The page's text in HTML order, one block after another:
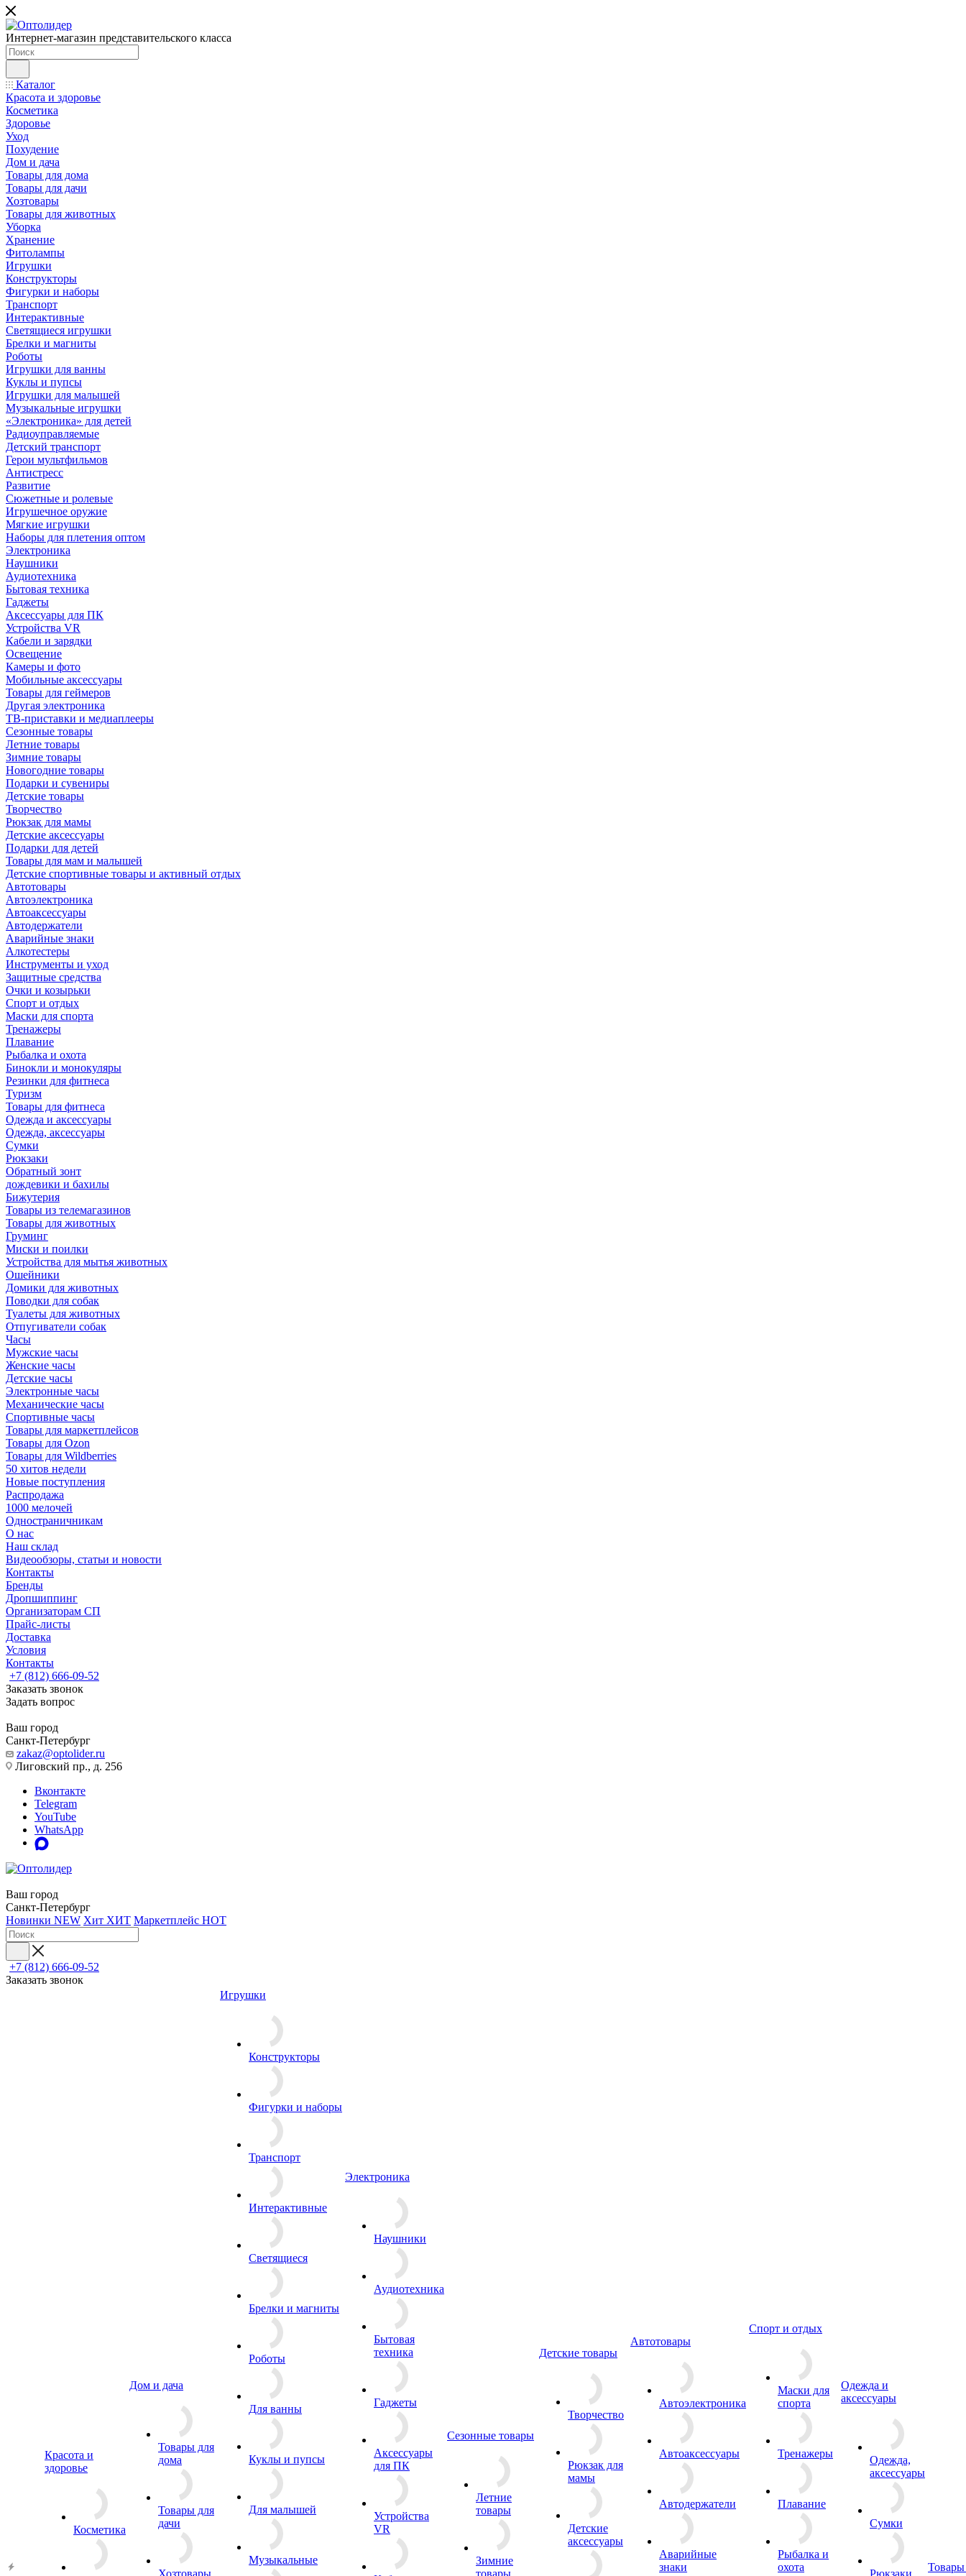
Интернет-магазин представительского класса
Каталог
Красота и здоровье
Косметика
Здоровье
Уход
Похудение
Дом и дача
Товары для дома
Товары для дачи
Хозтовары
Товары для животных
Уборка
Хранение
Фитолампы
Игрушки
Конструкторы
Фигурки и наборы
Транспорт
Интерактивные
Светящиеся игрушки
Брелки и магниты
Роботы
Игрушки для ванны
Куклы и пупсы
Игрушки для малышей
Музыкальные игрушки
«Электроника» для детей
Радиоуправляемые
Детский транспорт
Герои мультфильмов
Антистресс
Развитие
Сюжетные и ролевые
Игрушечное оружие
Мягкие игрушки
Наборы для плетения оптом
Электроника
Наушники
Аудиотехника
Бытовая техника
Гаджеты
Аксессуары для ПК
Устройства VR
Кабели и зарядки
Освещение
Камеры и фото
Мобильные аксессуары
Товары для геймеров
Другая электроника
ТВ-приставки и медиаплееры
Сезонные товары
Летние товары
Зимние товары
Новогодние товары
Подарки и сувениры
Детские товары
Творчество
Рюкзак для мамы
Детские аксессуары
Подарки для детей
Товары для мам и малышей
Детские спортивные товары и активный отдых
Автотовары
Автоэлектроника
Автоаксессуары
Автодержатели
Аварийные знаки
Алкотестеры
Инструменты и уход
Защитные средства
Очки и козырьки
Спорт и отдых
Маски для спорта
Тренажеры
Плавание
Рыбалка и охота
Бинокли и монокуляры
Резинки для фитнеса
Туризм
Товары для фитнеса
Одежда и аксессуары
Одежда, аксессуары
Сумки
Рюкзаки
Обратный зонт
дождевики и бахилы
Бижутерия
Товары из телемагазинов
Товары для животных
Груминг
Миски и поилки
Устройства для мытья животных
Ошейники
Домики для животных
Поводки для собак
Туалеты для животных
Отпугиватели собак
Часы
Мужские часы
Женские часы
Детские часы
Электронные часы
Механические часы
Спортивные часы
Товары для маркетплейсов
Товары для Ozon
Товары для Wildberries
50 хитов недели
Новые поступления
Распродажа
1000 мелочей
Одностраничникам
О нас
Наш склад
Видеообзоры, статьи и новости
Контакты
Бренды
Дропшиппинг
Организаторам СП
Прайс-листы
Доставка
Условия
Контакты
+7 (812) 666-09-52
Заказать звонок
Задать вопрос
Ваш город
Санкт-Петербург
zakaz@optolider.ru
Лиговский пр., д. 256
Вконтакте
Telegram
YouTube
WhatsApp
Ваш город
Санкт-Петербург
Новинки NEW Хит ХИТ Маркетплейс HOT
+7 (812) 666-09-52
Заказать звонок
Красота и
здоровье
Косметика
Дом и дача
Товары для
дома
Товары для
дачи
Хозтовары
Игрушки
Конструкторы
Фигурки и наборы
Транспорт
Интерактивные
Светящиеся
Брелки и магниты
Роботы
Для ванны
Куклы и пупсы
Для малышей
Музыкальные
Электроника
Наушники
Аудиотехника
Бытовая
техника
Гаджеты
Аксессуары
для ПК
Устройства
VR
Сезонные товары
Летние
товары
Зимние
товары
Детские товары
Творчество
Рюкзак для
мамы
Детские
аксессуары
Автотовары
Автоэлектроника
Автоаксессуары
Автодержатели
Аварийные
знаки
Спорт и отдых
Маски для
спорта
Тренажеры
Плавание
Рыбалка и
охота
Одежда и
аксессуары
Одежда,
аксессуары
Сумки
Рюкзаки
Товары